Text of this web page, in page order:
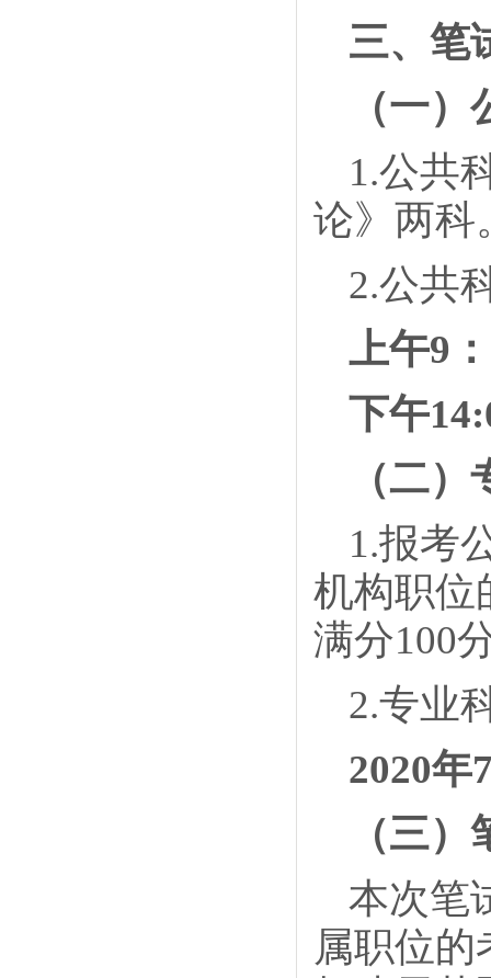
三、笔
（一
1.公共
论》两科
2.公共
上午9
下午
（二
1.报考
机构职位
满分100
2.专业
2020年
（三
本次笔
属职位